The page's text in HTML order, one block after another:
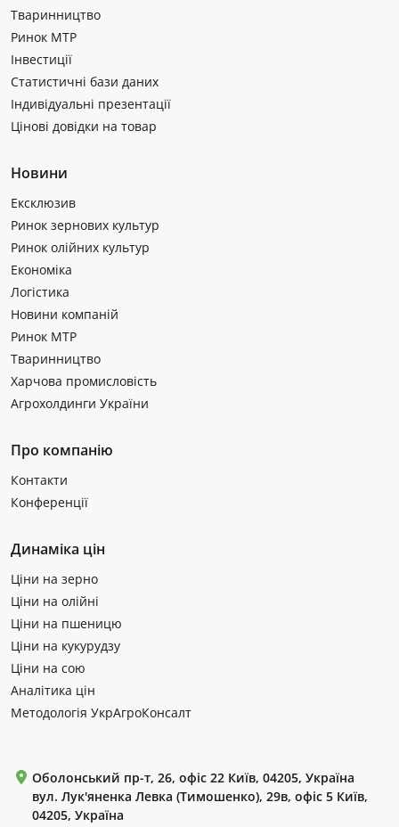
Тваринництво
Ринок МТР
Інвестиції
Статистичні бази даних
Індивідуальні презентації
Цінові довідки на товар
Новини
Ексклюзив
Ринок зернових культур
Ринок олійних культур
Економіка
Логістика
Новини компаній
Ринок МТР
Тваринництво
Харчова промисловість
Агрохолдинги України
Про компанію
Контакти
Конференції
Динаміка цін
Ціни на зерно
Ціни на олійні
Ціни на пшеницю
Ціни на кукурудзу
Ціни на сою
Аналітика цін
Методологія УкрАгроКонсалт
Оболонський пр-т, 26, офіс 22 Київ, 04205, Україна
вул. Лук'яненка Левка (Тимошенко), 29в, офіс 5 Київ,
04205, Україна